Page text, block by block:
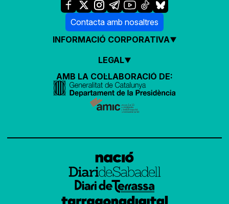
Contacta amb nosaltres
INFORMACIÓ CORPORATIVA
LEGAL
AMB LA COL·LABORACIÓ DE: